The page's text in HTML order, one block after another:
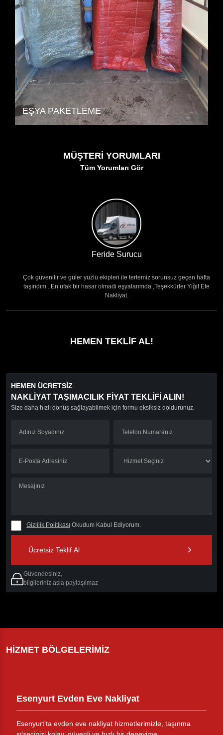
EŞYA PAKETLEME
MÜŞTERI YORUMLARI
Tüm Yorumları Gör
Feride Surucu
Çok güvenilir ve güler yüzlü ekipleri ile tertemiz sorunsuz geçen hafta
taşındım . En ufak bir hasar olmadi eşyalarımda ,Teşekkürler Yiğit Efe
Nakliyat.
HEMEN TEKLİF AL!
HEMEN ÜCRETSİZ
NAKLİYAT TAŞIMACILIK FİYAT TEKLİFİ ALIN!
Size daha hızlı dönüş sağlayabilmek için formu eksiksiz doldurunuz.
Gizlilik Politikası Okudum Kabul Ediyorum.
Ücretsiz Teklif Al
Güvendesiniz,
bilgileriniz asla paylaşılmaz
HIZMET BÖLGELERIMIZ
Esenyurt Evden Eve Nakliyat
Esenyurt'ta evden eve nakliyat hizmetlerimizle, taşınma